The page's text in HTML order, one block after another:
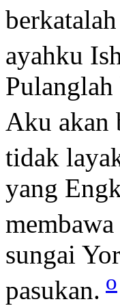
ayahku
Pulanglah
Aku akan
tidak
yang
sungai
pasukan. o